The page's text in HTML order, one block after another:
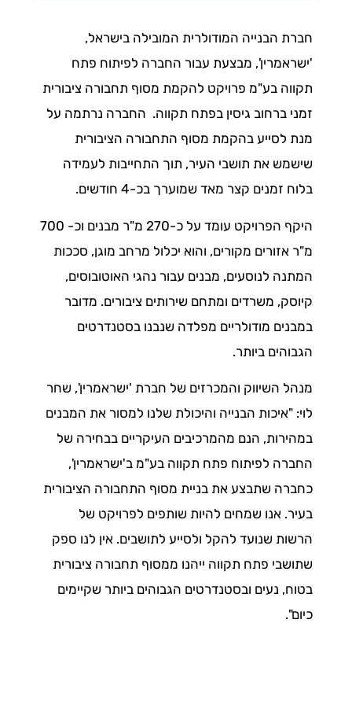
חברת הבנייה המודולרית המובילה בישראל,
'ישראמרין', מבצעת עבור החברה לפיתוח פתח
תקווה בע"מ פרויקט להקמת מסוף תחבורה ציבורית
זמני ברחוב גיסין בפתח תקווה. החברה נרתמה על
מנת לסייע בהקמת מסוף התחבורה הציבורית
שישמש את תושבי העיר, תוך התחייבות לעמידה
בלוח זמנים קצר מאד שמוערך בכ-4 חודשים.
היקף הפרויקט עומד על כ-270 מ"ר מבנים וכ- 700
מ"ר אזורים מקורים, והוא יכלול מרחב מוגן, סככות
המתנה לנוסעים, מבנים עבור נהגי האוטובוסים,
קיוסק, משרדים ומתחם שירותים ציבורים. מדובר
במבנים מודולריים מפלדה שנבנו בסטנדרטים
הגבוהים ביותר.
מנהל השיווק והמכרזים של חברת 'ישראמרין', שחר
לוי: "איכות הבנייה והיכולת שלנו למסור את המבנים
במהירות, הנם מהמרכיבים העיקריים בבחירה של
החברה לפיתוח פתח תקווה בע"מ ב'ישראמרין',
כחברה שתבצע את בניית מסוף התחבורה הציבורית
בעיר. אנו שמחים להיות שותפים לפרויקט של
הרשות שנועד להקל ולסייע לתושבים. אין לנו ספק
שתושבי פתח תקווה ייהנו ממסוף תחבורה ציבורית
בטוח, נעים ובסטנדרטים הגבוהים ביותר שקיימים
כיום".